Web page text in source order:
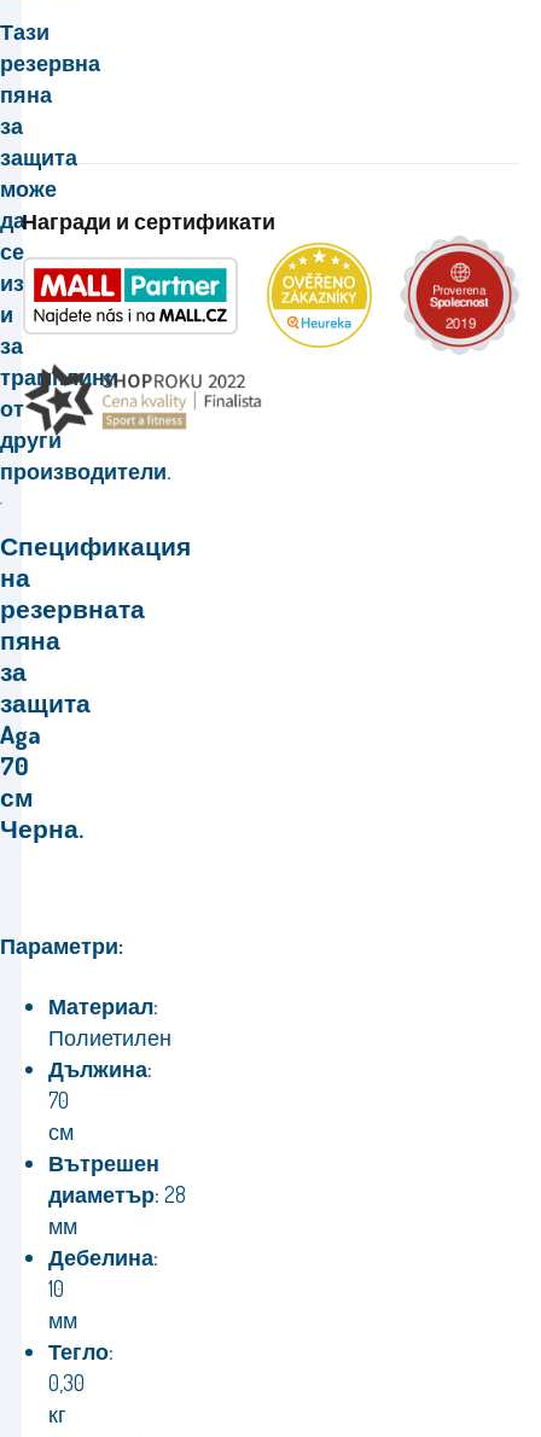
Тази
резервна
пяна
за
защита
може
да
се
използва
и
за
трамплини
от
други
производители.
Спецификация
на
резервната
пяна
за
защита
Aga
70
см
Черна.
Параметри:
Материал:
Полиетилен
Дължина:
70
см
Вътрешен
диаметър: 28
мм
Дебелина:
10
мм
Тегло:
0,30
кг
Награди и сертификати